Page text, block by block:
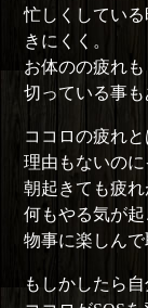
忙しくしてい
きにくく。
お体のの疲れ
切っている事も
ココロの疲れと
理由もないの
朝起きても疲
何もやる気が
物事に楽しん
もしかしたら